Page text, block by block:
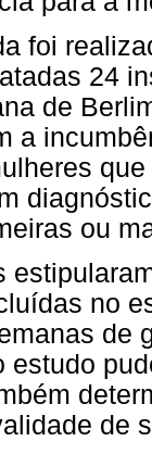
foi
24
de
a
ou
no
de
estudo
de